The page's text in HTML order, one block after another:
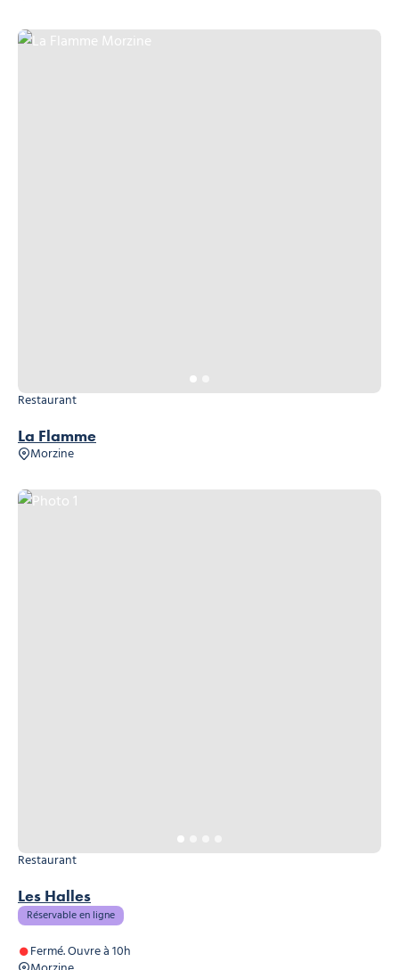
La Flamme
Restaurant
Morzine
La Flamme Morzine, © La Flamme Morzine
Les Halles
Restaurant
Réservable en ligne
Fermé. Ouvre à 10h
Photo 1